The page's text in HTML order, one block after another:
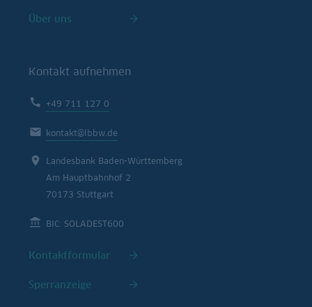
Über uns
Kontakt aufnehmen
+49 711 127 0
kontakt@lbbw.de
Landesbank Baden-Württemberg
Am Hauptbahnhof 2
70173 Stuttgart
BIC: SOLADEST600
Kontaktformular
Sperranzeige